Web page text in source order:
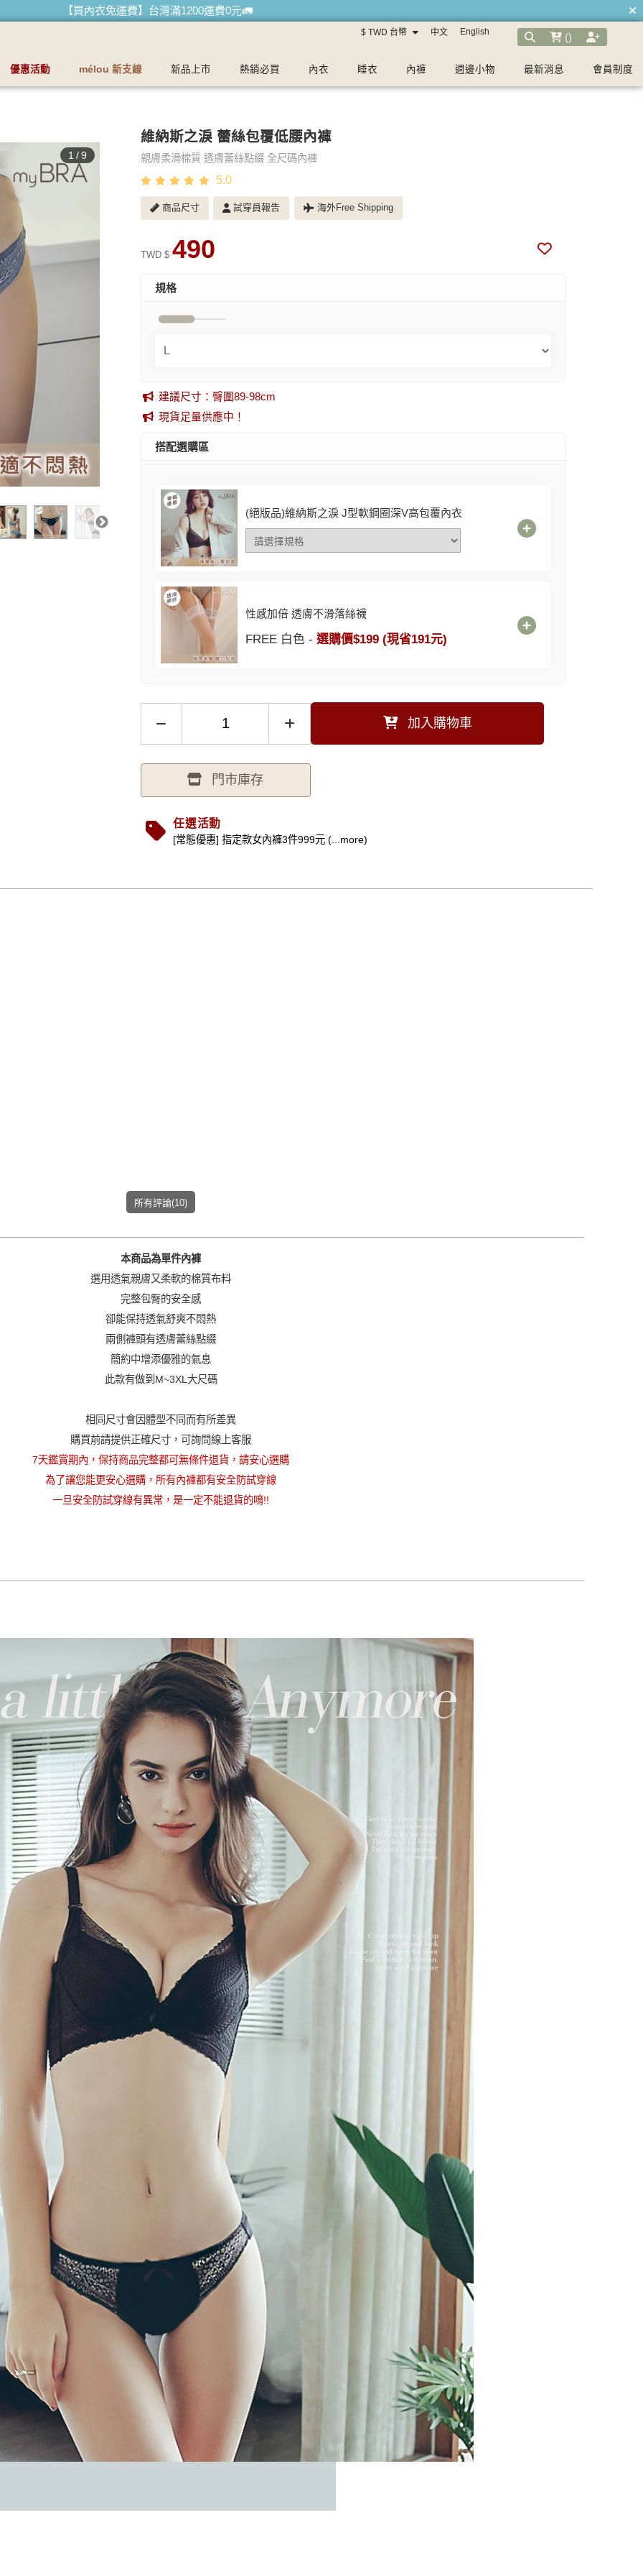
【首購優惠】新客最高可折$150再免運❗
$ TWD 台幣 中文 English ()
優惠活動 mélou 新支線 新品上市 熱銷必買 內衣 睡衣 內褲 週邊小物 最新消息 會員制度
1 /9
維納斯之淚 蕾絲包覆低腰內褲
親膚柔滑棉質 透膚蕾絲點綴 全尺碼內褲
5.0
商品尺寸 試穿員報告 海外Free Shipping
TWD $ 490
規格
建議尺寸：臀圍89-98cm
現貨足量供應中！
搭配選購區
(絕版品)維納斯之淚 J型軟鋼圈深V高包覆內衣
性感加倍 透膚不滑落絲襪
FREE 白色 - 選購價$199 (現省191元)
加入購物車
門市庫存
任選活動
[常態優惠] 指定款女內褲3件999元 (...more)
所有評論(10)
本商品為單件內褲
選用透氣親膚又柔軟的棉質布料
完整包臀的安全感
卻能保持透氣舒爽不悶熱
兩側褲頭有透膚蕾絲點綴
簡約中增添優雅的氣息
此款有做到M~3XL大尺碼
相同尺寸會因體型不同而有所差異
購買前請提供正確尺寸，可詢問線上客服
7天鑑賞期內，保持商品完整都可無條件退貨，請安心選購
為了讓您能更安心選購，所有內褲都有安全防試穿線
一旦安全防試穿線有異常，是一定不能退貨的唷!!